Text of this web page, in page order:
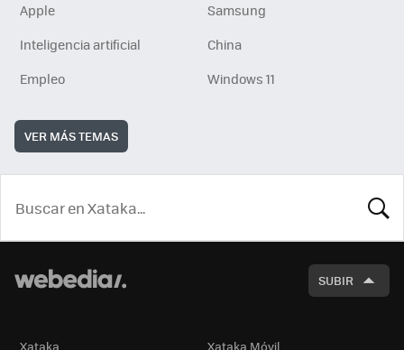
Apple
Samsung
Inteligencia artificial
China
Empleo
Windows 11
VER MÁS TEMAS
SUBIR
Xataka Xataka Móvil